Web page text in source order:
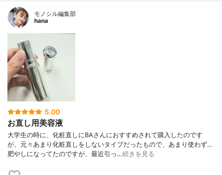
モノシル編集部
hana
5.00
お直し用美容液
大学生の時に、化粧直しにBAさんにおすすめされて購入したのです
が、元々あまり化粧直しをしないタイプだったもので、あまり使わず…
肥やしになってたのですが、最近引っ…続きを見る